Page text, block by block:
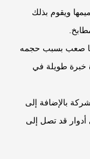
ويقوم بذلك
صعب بسبب حجمه
طويلة في
بالإضافة إلى
قد تصل إلى